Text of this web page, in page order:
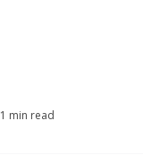
1 min read